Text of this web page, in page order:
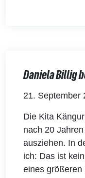
Daniela Billig
21. September
Die Kita
nach 20
ausziehen. In
ich: Das ist
eines